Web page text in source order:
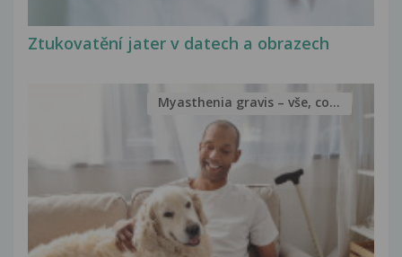
Ztukovatění jater v datech a obrazech
Myasthenia gravis – vše, co...